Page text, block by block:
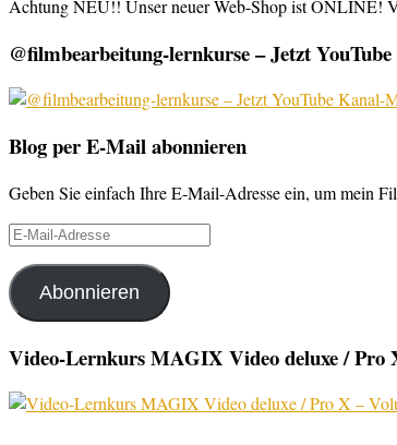
Achtung NEU!! Unser neuer Web-Shop ist ONLINE!
@filmbearbeitung-lernkurse – Jetzt
Blog per E-Mail abonnieren
Geben Sie einfach Ihre E-Mail-Adresse ein, um mein
E-
Adresse
Abonnieren
Video-Lernkurs MAGIX Video deluxe / Pro